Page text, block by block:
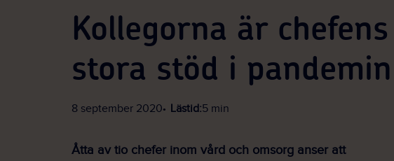
Kollegorna är chefens
stora stöd i pandemin
8 september 2020 Lästid:5 min
Åtta av tio chefer inom vård och omsorg anser att